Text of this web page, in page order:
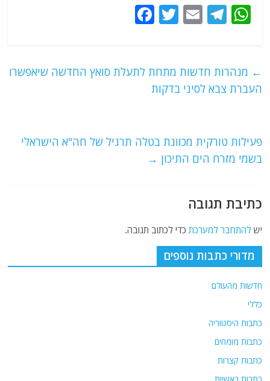
W
s
A
T
g
ra
E
l
T
er
e
k
← מנהרות חדשות מתחת לתעלת סואץ החדשה שיאפשרו
העברת צבא לסיני בדקות
פעילות טורקית מכוונת בטלה תרגיל של חה"א הישראלי
בשמי מזרח הים התיכון →
כתיבת תגובה
ישלהתחבר למערכת כדי לכתוב תגובה.
מדורי כתבות נוספים
חדשות מהעולם
כללי
כתבות היסטוריה
כתבות מומחים
כתבות קצרות